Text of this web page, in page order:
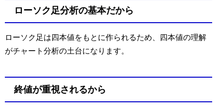
ローソク足分析の基本だから
ローソク足は四本値をもとに作られるため、四本値の理解
がチャート分析の土台になります。
終値が重視されるから